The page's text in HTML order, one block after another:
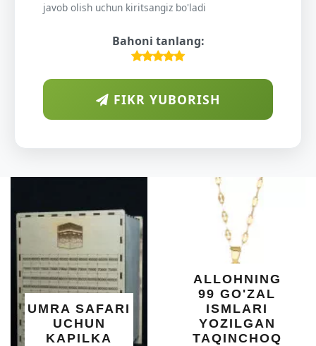
javob olish uchun kiritsangiz bo'ladi
Bahoni tanlang:
FIKR YUBORISH
UMRA SAFARI
UCHUN
KAPILKA
ALLOHNING
99 GO'ZAL
ISMLARI
YOZILGAN
TAQINCHOQ